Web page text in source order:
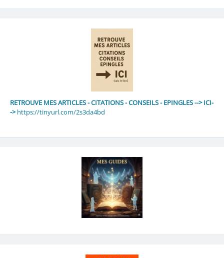
RETROUVE MES ARTICLES - CITATIONS - CONSEILS - EPINGLES --> ICI-
-> https://tinyurl.com/2s3da4bd